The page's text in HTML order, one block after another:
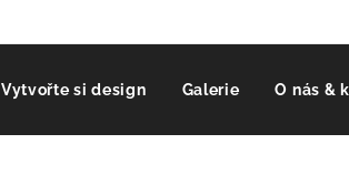
Vytvořte si design Galerie O nás &